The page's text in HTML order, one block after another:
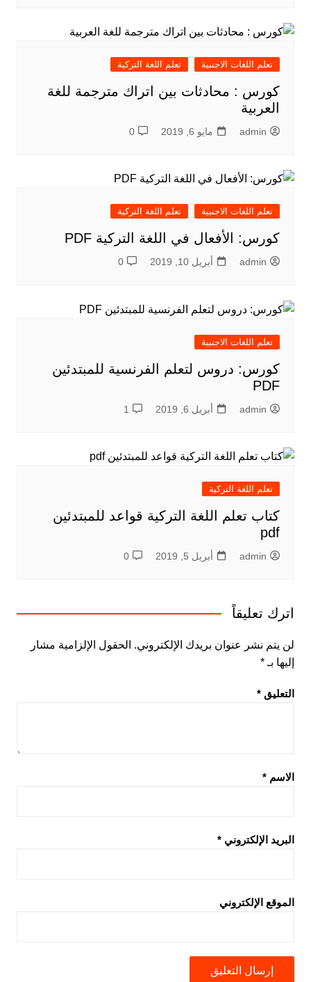
تعلم اللغات الاجنبية تعلم اللغة التركية
كورس : محادثات بين اتراك مترجمة للغة
العربية
admin مايو 6, 2019 0
تعلم اللغات الاجنبية تعلم اللغة التركية
كورس: الأفعال في اللغة التركية PDF
admin أبريل 10, 2019 0
تعلم اللغات الاجنبية
كورس: دروس لتعلم الفرنسية للمبتدئين
PDF
admin أبريل 6, 2019 1
تعلم اللغة التركية
كتاب تعلم اللغة التركية قواعد للمبتدئين
pdf
admin أبريل 5, 2019 0
اترك تعليقاً
لن يتم نشر عنوان بريدك الإلكتروني. الحقول الإلزامية مشار
إليها بـ *
التعليق *
الاسم *
البريد الإلكتروني *
الموقع الإلكتروني